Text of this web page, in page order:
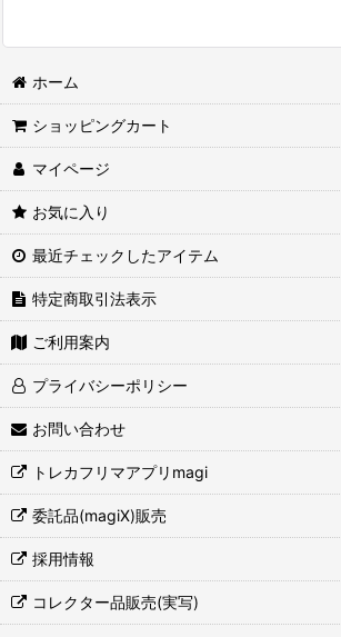
ホーム
ショッピングカート
マイページ
お気に入り
最近チェックしたアイテム
特定商取引法表示
ご利用案内
プライバシーポリシー
お問い合わせ
トレカフリマアプリmagi
委託品(magiX)販売
採用情報
コレクター品販売(実写)